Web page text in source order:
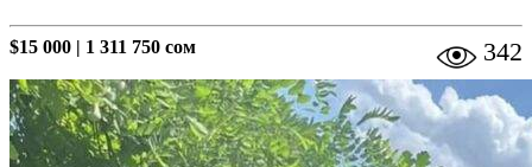
$15 000 | 1 311 750 сом 342